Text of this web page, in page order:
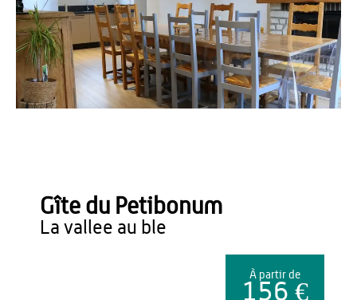
OT Thiérache
Gîte du Petibonum
la vallee au ble
À partir de
156 €